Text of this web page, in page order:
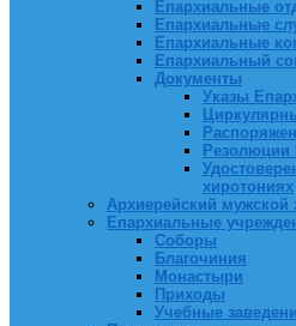
Епархиальные
Епархиальные
Епархиальные
Епархиальный
Документы
Указы
Резолюции
хиротониях
Архиерейский мужской
Епархиальные
Соборы
Благочиния
Монастыри
Приходы
Учебные